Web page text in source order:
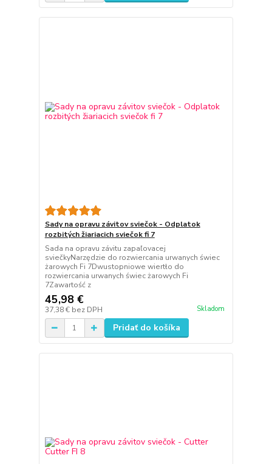
Sady na opravu závitov sviečok - Odplatok
rozbitých žiariacich sviečok fi 7
Sada na opravu závitu zapaľovacej
sviečkyNarzędzie do rozwiercania urwanych świec
żarowych Fi 7Dwustopniowe wiertło do
rozwiercania urwanych świec żarowych Fi
7Zawartość z
45,98 €
37,38 € bez DPH Skladom
Pridať do košíka